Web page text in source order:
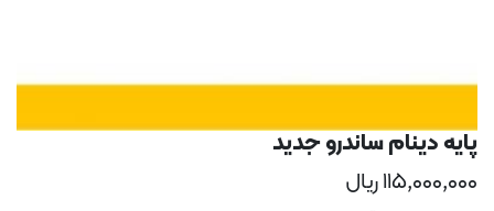
پایه دینام ساندرو جدید
۱۱۵,۰۰۰,۰۰۰ریال